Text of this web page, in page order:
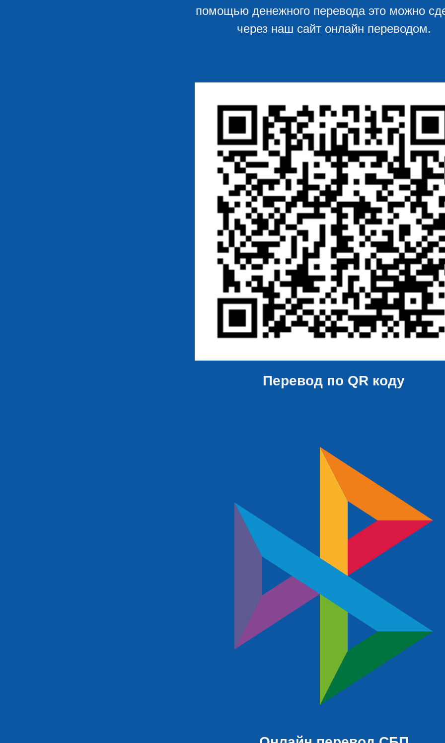
помощью денежного перевода это можно
через наш сайт онлайн переводом.
Перевод по QR коду